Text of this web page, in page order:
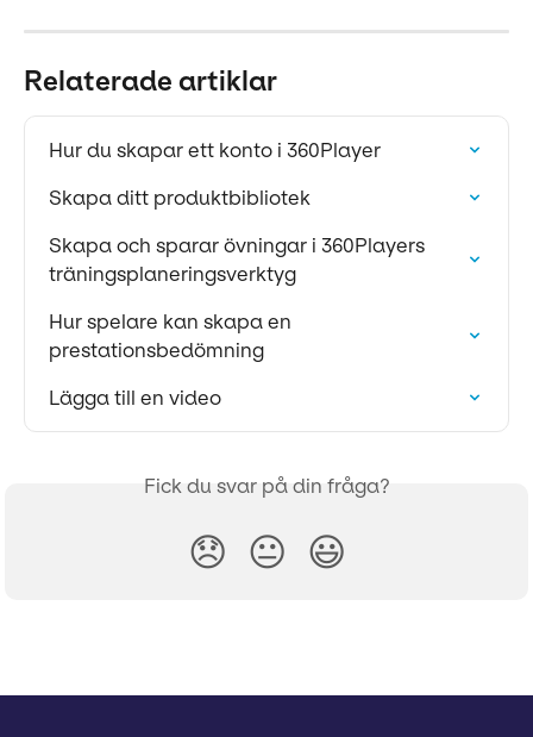
Relaterade artiklar
Hur du skapar ett konto i 360Player
Skapa ditt produktbibliotek
Skapa och sparar övningar i 360Players
träningsplaneringsverktyg
Hur spelare kan skapa en
prestationsbedömning
Lägga till en video
Fick du svar på din fråga?
😞 😐 😃